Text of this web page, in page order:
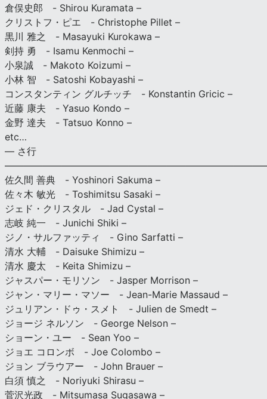
倉俣史郎 - Shirou Kuramata –
クリストフ・ピエ - Christophe Pillet –
黒川 雅之 - Masayuki Kurokawa –
剣持 勇 - Isamu Kenmochi –
小泉誠 - Makoto Koizumi –
小林 智 - Satoshi Kobayashi –
コンスタンティン グルチッチ - Konstantin Gricic –
近藤 康夫 - Yasuo Kondo –
金野 達夫 - Tatsuo Konno –
etc…
— さ行
佐久間 善典 - Yoshinori Sakuma –
佐々木 敏光 - Toshimitsu Sasaki –
ジェド・クリスタル - Jad Cystal –
志岐 純一 - Junichi Shiki –
ジノ・サルファッティ - Gino Sarfatti –
清水 大輔 - Daisuke Shimizu –
清水 慶太 - Keita Shimizu –
ジャスパー・モリソン - Jasper Morrison –
ジャン・マリー・マソー - Jean-Marie Massaud –
ジュリアン・ドゥ・スメト - Julien de Smedt –
ジョージ ネルソン - George Nelson –
ショーン・ユー - Sean Yoo –
ジョエ コロンボ - Joe Colombo –
ジョン ブラウアー - John Brauer –
白須 慎之 - Noriyuki Shirasu –
菅沢光政 - Mitsumasa Sugasawa –